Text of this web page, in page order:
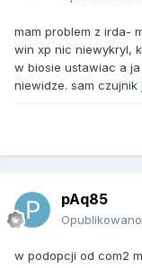
mam problem z irda-
win xp nic niewykryl,
w biosie ustawiac a
niewidze. sam
pAq85
Opublikowano
w podopcji od com2